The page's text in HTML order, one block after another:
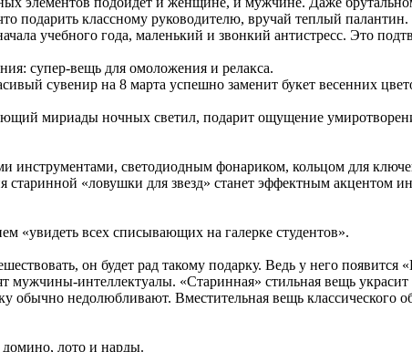
подарить классному руководителю, вручай теплый палантин.
учебного года, маленький и звонкий антистресс. Это
супер-вещь для омоложения и релакса.
сувенир на 8 марта успешно заменит букет весенних
мириады ночных светил, подарит ощущение
светодиодным фонариком, кольцом для
«ловушки для звезд» станет эффектным акцентом
«увидеть всех списывающих на галерке студентов».
он будет рад такому подарку. Ведь у него появится
мужчины-интеллектуалы. «Старинная» стильная вещь
недолюбливают. Вместительная вещь классического
лото и нарды.